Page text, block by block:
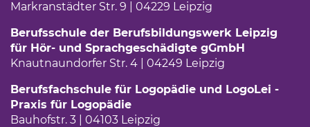
Markranstädter Str. 9 | 04229 Leipzig
Berufsschule der Berufsbildungswerk Leipzig
für Hör- und Sprachgeschädigte gGmbH
Knautnaundorfer Str. 4 | 04249 Leipzig
Berufsfachschule für Logopädie und LogoLei -
Praxis für Logopädie
Bauhofstr. 3 | 04103 Leipzig